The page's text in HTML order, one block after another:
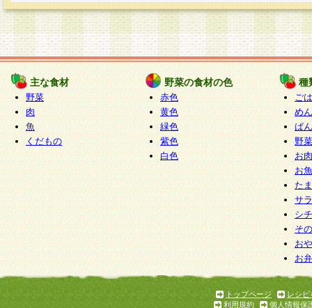
主な食材
野菜
肉
魚
くだもの
野菜の食材の色
赤色
黄色
緑色
紫色
白色
種
ご
めん
ぱん
野
お
お
た
サ
シ
そ
お
お
トップページ
レシピ
利用規約
個人情報保